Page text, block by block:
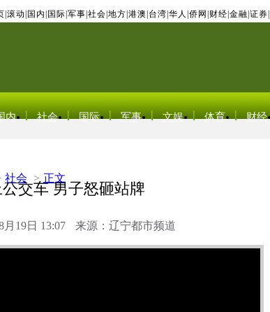
滚动 国内 国际 军事 社会 地方 港澳 台湾 华人 侨网 财经 金融 证券
内 社会 国际 军事 文娱 体育 财经
社会 > 正文
交车 男子怒砸站牌
19日 13:07 来源：辽宁都市频道